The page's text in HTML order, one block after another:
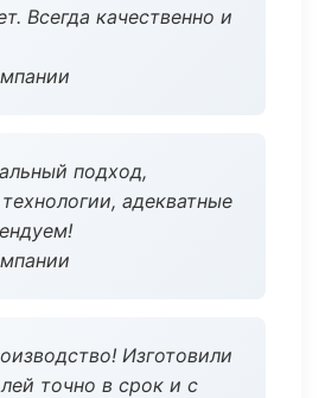
Всегда качественно и
подход,
адекватные
Изготовили
точно в срок и с